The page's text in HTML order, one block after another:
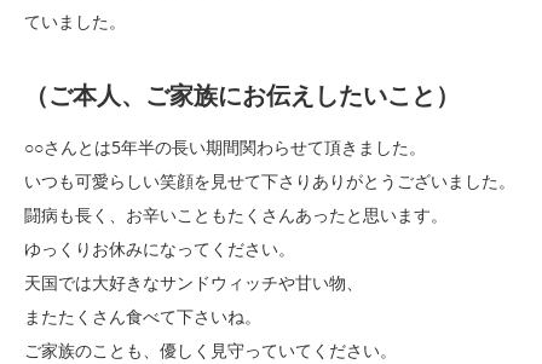
ていました。
（ご本人、ご家族にお伝えしたいこと）
○○さんとは5年半の長い期間関わらせて頂きました。
いつも可愛らしい笑顔を見せて下さりありがとうございました。
闘病も長く、お辛いこともたくさんあったと思います。
ゆっくりお休みになってください。
天国では大好きなサンドウィッチや甘い物、
またたくさん食べて下さいね。
ご家族のことも、優しく見守っていてください。